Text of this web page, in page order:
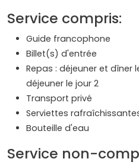
Service compris:
Guide francophone
Billet(s) d'entrée
Repas : déjeuner et dîner
déjeuner le jour 2
Transport privé
Serviettes
Bouteille d'eau
Service non-